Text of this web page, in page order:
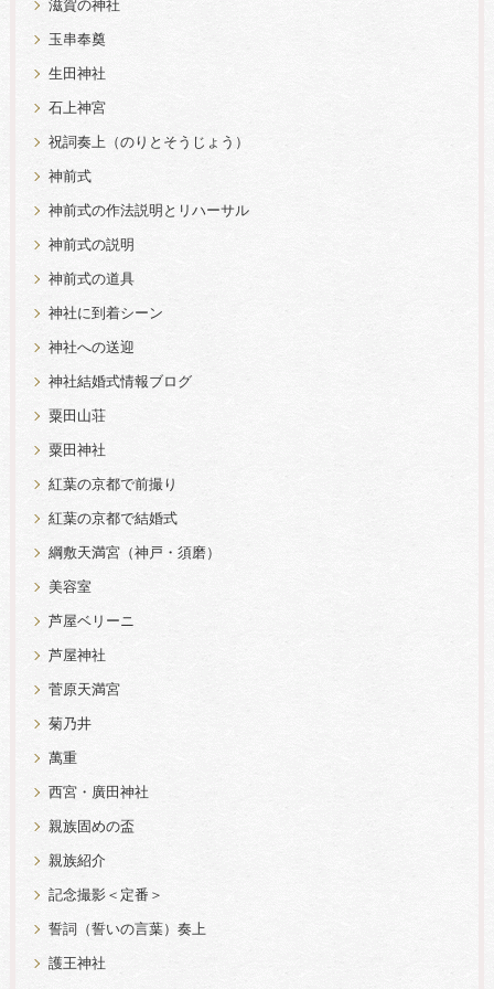
滋賀の神社
玉串奉奠
生田神社
石上神宮
祝詞奏上（のりとそうじょう）
神前式
神前式の作法説明とリハーサル
神前式の説明
神前式の道具
神社に到着シーン
神社への送迎
神社結婚式情報ブログ
粟田山荘
粟田神社
紅葉の京都で前撮り
紅葉の京都で結婚式
綱敷天満宮（神戸・須磨）
美容室
芦屋ベリーニ
芦屋神社
菅原天満宮
菊乃井
萬重
西宮・廣田神社
親族固めの盃
親族紹介
記念撮影＜定番＞
誓詞（誓いの言葉）奏上
護王神社